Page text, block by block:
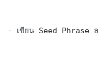
- เขียน Seed Phrase ล